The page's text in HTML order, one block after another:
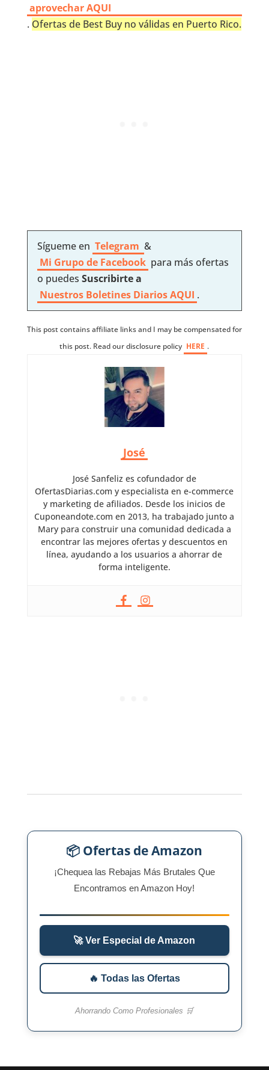
aprovechar AQUI
. Ofertas de Best Buy no válidas en Puerto Rico.
Sígueme en Telegram &
Mi Grupo de Facebook para más ofertas
o puedes Suscribirte a
Nuestros Boletines Diarios AQUI .
This post contains affiliate links and I may be compensated for
this post. Read our disclosure policy HERE .
José
José Sanfeliz es cofundador de
OfertasDiarias.com y especialista en e-commerce
y marketing de afiliados. Desde los inicios de
Cuponeandote.com en 2013, ha trabajado junto a
Mary para construir una comunidad dedicada a
encontrar las mejores ofertas y descuentos en
línea, ayudando a los usuarios a ahorrar de
forma inteligente.
📦 Ofertas de Amazon
¡Chequea las Rebajas Más Brutales Que
Encontramos en Amazon Hoy!
🚀 Ver Especial de Amazon
🔥 Todas las Ofertas
Ahorrando Como Profesionales 🛒